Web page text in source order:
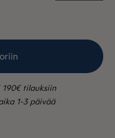
tilauksiin
1-3 päivää